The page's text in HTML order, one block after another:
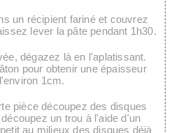
un récipient fariné et couvrez
lever la pâte pendant 1h30.
dégazez là en l'aplatissant.
pour obtenir une épaisseur
1cm.
pièce découpez des disques
un trou à l'aide d'un
au milieux des disques déjà